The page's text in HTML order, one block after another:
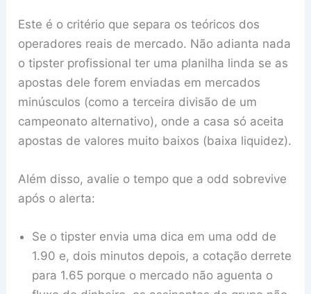
Este é o critério que separa os teóricos dos
operadores reais de mercado. Não adianta nada
o tipster profissional ter uma planilha linda se as
apostas dele forem enviadas em mercados
minúsculos (como a terceira divisão de um
campeonato alternativo), onde a casa só aceita
apostas de valores muito baixos (baixa liquidez).
Além disso, avalie o tempo que a odd sobrevive
após o alerta:
Se o tipster envia uma dica em uma odd de
1.90 e, dois minutos depois, a cotação derrete
para 1.65 porque o mercado não aguenta o